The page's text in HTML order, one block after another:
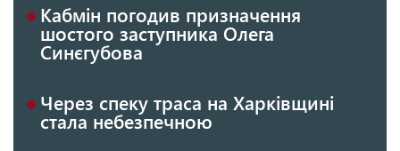
Кабмін погодив призначення
шостого заступника Олега
Синєгубова
Через спеку траса на Харківщині
стала небезпечною